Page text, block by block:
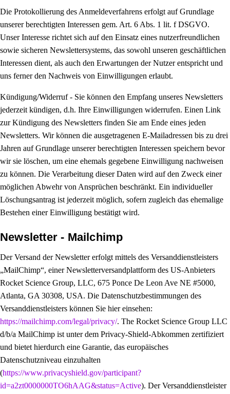
Die Protokollierung des Anmeldeverfahrens erfolgt auf Grundlage
unserer berechtigten Interessen gem. Art. 6 Abs. 1 lit. f DSGVO.
Unser Interesse richtet sich auf den Einsatz eines nutzerfreundlichen
sowie sicheren Newslettersystems, das sowohl unseren geschäftlichen
Interessen dient, als auch den Erwartungen der Nutzer entspricht und
uns ferner den Nachweis von Einwilligungen erlaubt.
Kündigung/Widerruf - Sie können den Empfang unseres Newsletters
jederzeit kündigen, d.h. Ihre Einwilligungen widerrufen. Einen Link
zur Kündigung des Newsletters finden Sie am Ende eines jeden
Newsletters. Wir können die ausgetragenen E-Mailadressen bis zu drei
Jahren auf Grundlage unserer berechtigten Interessen speichern bevor
wir sie löschen, um eine ehemals gegebene Einwilligung nachweisen
zu können. Die Verarbeitung dieser Daten wird auf den Zweck einer
möglichen Abwehr von Ansprüchen beschränkt. Ein individueller
Löschungsantrag ist jederzeit möglich, sofern zugleich das ehemalige
Bestehen einer Einwilligung bestätigt wird.
Newsletter - Mailchimp
Der Versand der Newsletter erfolgt mittels des Versanddienstleisters
„MailChimp“, einer Newsletterversandplattform des US-Anbieters
Rocket Science Group, LLC, 675 Ponce De Leon Ave NE #5000,
Atlanta, GA 30308, USA. Die Datenschutzbestimmungen des
Versanddienstleisters können Sie hier einsehen:
https://mailchimp.com/legal/privacy/. The Rocket Science Group LLC
d/b/a MailChimp ist unter dem Privacy-Shield-Abkommen zertifiziert
und bietet hierdurch eine Garantie, das europäisches
Datenschutzniveau einzuhalten
(https://www.privacyshield.gov/participant?
id=a2zt0000000TO6hAAG&status=Active). Der Versanddienstleister